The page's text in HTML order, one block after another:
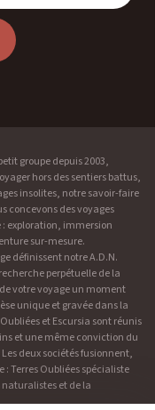
groupe depuis 2003,
hors des sentiers battus,
insolites, notre savoir-faire
concevons des voyages
: exploration, immersion
sur-mesure.
définissent notre A.D.N.
perpétuelle de la
votre voyage un moment
unique et gravée dans la
et Escursia sont réunis
et une même conviction du
deux sociétés fusionnent,
Terres Oubliées spécialiste
naturalistes et de la